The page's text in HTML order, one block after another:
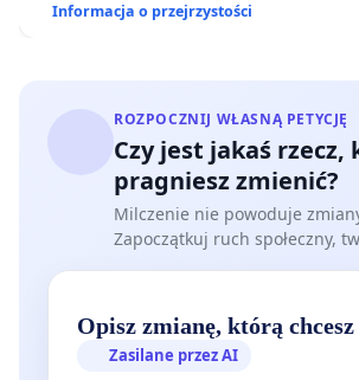
Informacja o przejrzystości
ROZPOCZNIJ WŁASNĄ PETYCJĘ
Czy jest jakaś rzecz,
pragniesz zmienić?
Milczenie nie powoduje
Zapoczątkuj ruch społeczny,
Opisz zmianę, którą chcesz
Zasilane przez AI